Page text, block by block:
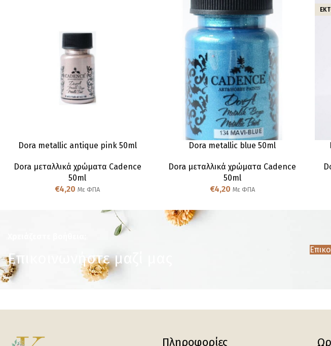
Dora metallic antique pink 50ml
Dora μεταλλικά χρώματα Cadence
50ml
€4,20 Με ΦΠΑ
Dora metallic blue 50ml
Dora μεταλλικά χρώματα Cadence
50ml
€4,20 Με ΦΠΑ
Επικοινωνήστε μαζί μας
Πληροφορίες